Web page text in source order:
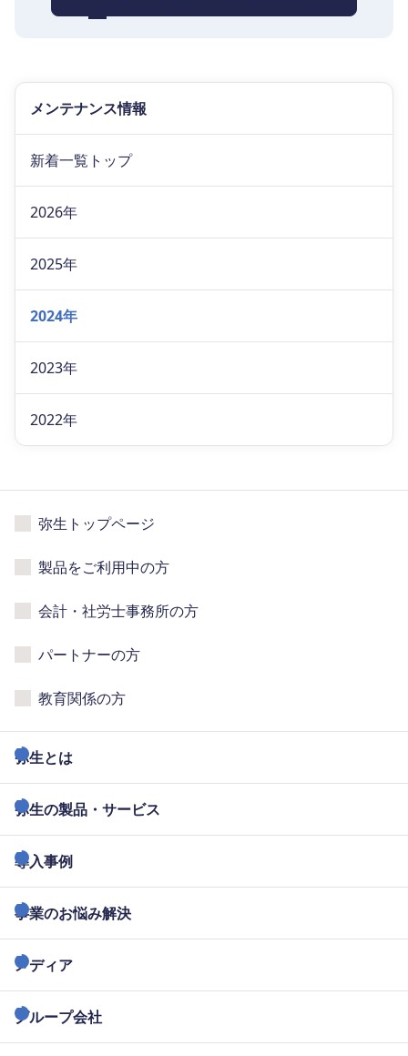
メンテナンス情報
新着一覧トップ
2026年
2025年
2024年
2023年
2022年
弥生トップページ
製品をご利用中の方
会計・社労士事務所の方
パートナーの方
教育関係の方
弥生とは
弥生の製品・サービス
導入事例
事業のお悩み解決
メディア
グループ会社